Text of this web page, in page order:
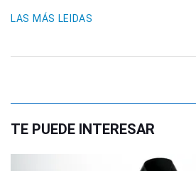
LAS MÁS LEIDAS
TE PUEDE INTERESAR